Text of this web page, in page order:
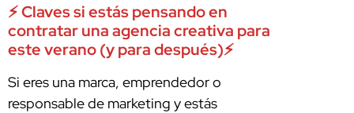
⚡ Claves si estás pensando en
contratar una agencia creativa para
este verano (y para después)⚡
Si eres una marca, emprendedor o
responsable de marketing y estás